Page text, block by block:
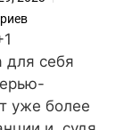
для себя
уже более